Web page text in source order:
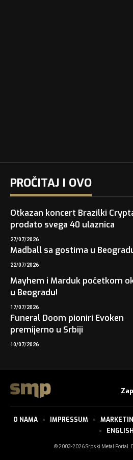
PROČITAJ I OVO
Otkazan koncert Brazilki
prodato svega 40 ulaznica
27/07/2026
Madball sa gostima u
22/07/2026
Mayhem i Marduk početkom
u Beogradu!
17/07/2026
Funeral Doom pioniri Evoken
premijerno u Srbiji
10/07/2026
© 2003-2026 Srpski Metal Portal.
O NAMA IMPRESSUM
ENGLISH